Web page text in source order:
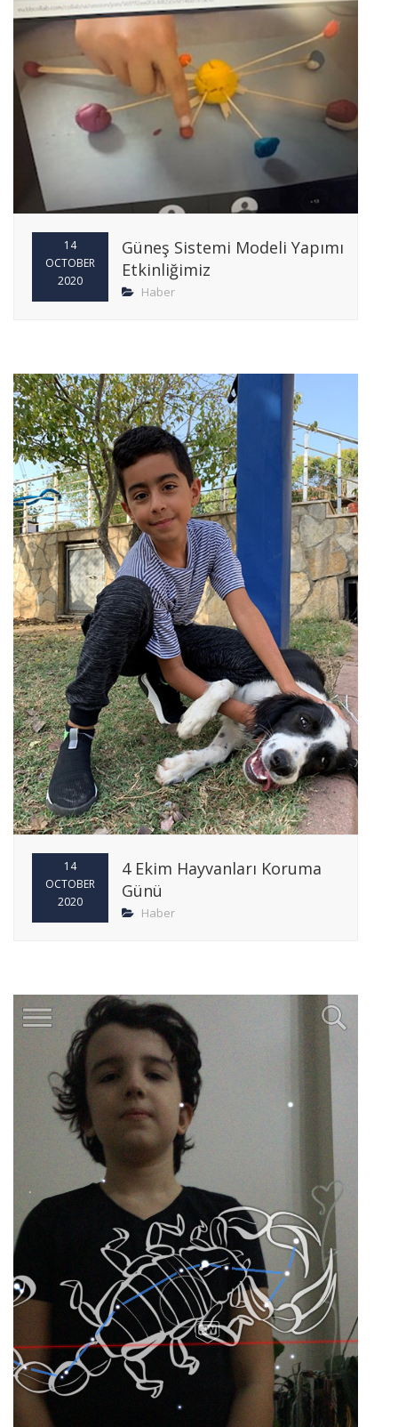
14
OCTOBER
2020
Güneş Sistemi Modeli Yapımı
Etkinliğimiz
Haber
14
OCTOBER
2020
4 Ekim Hayvanları Koruma
Günü
Haber